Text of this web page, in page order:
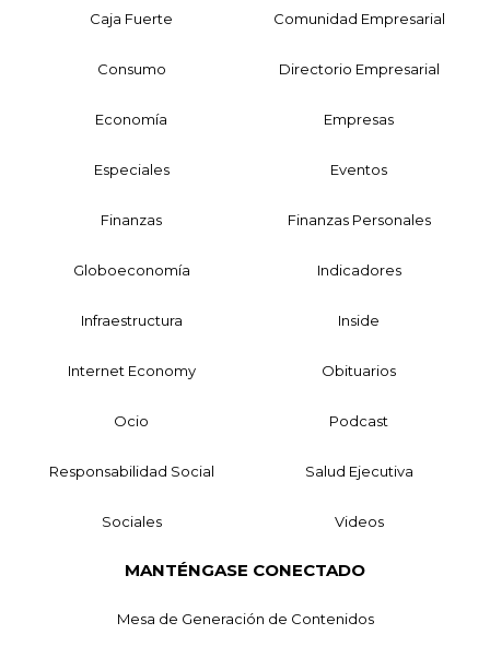
Caja Fuerte Comunidad Empresarial
Consumo Directorio Empresarial
Economía Empresas
Especiales Eventos
Finanzas Finanzas Personales
Globoeconomía Indicadores
Infraestructura Inside
Internet Economy Obituarios
Ocio Podcast
Responsabilidad Social Salud Ejecutiva
Sociales Videos
MANTÉNGASE CONECTADO
Mesa de Generación de Contenidos